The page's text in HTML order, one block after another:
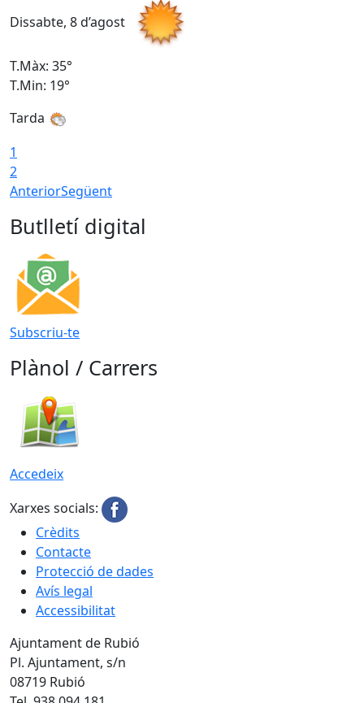
Dissabte, 8 d’agost
T.Màx: 35°
T.Min: 19°
Tarda
1
2
AnteriorSegüent
Butlletí digital
Subscriu-te
Plànol / Carrers
Accedeix
Xarxes socials:
Crèdits
Contacte
Protecció de dades
Avís legal
Accessibilitat
Ajuntament de Rubió
Pl. Ajuntament, s/n
08719 Rubió